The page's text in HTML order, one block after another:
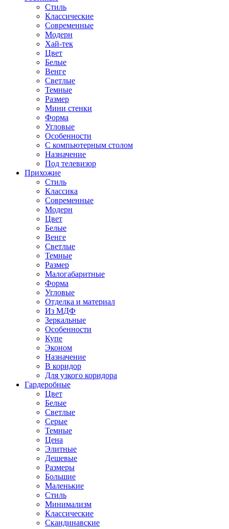
Стиль
Классические
Современные
Модерн
Хай-тек
Цвет
Белые
Венге
Светлые
Темные
Размер
Мини стенки
Форма
Угловые
Особенности
С компьютерным столом
Назначение
Под телевизор
Прихожие
Стиль
Классика
Современные
Модерн
Цвет
Белые
Венге
Светлые
Темные
Размер
Малогабаритные
Форма
Угловые
Отделка и материал
Из МДФ
Зеркальные
Особенности
Купе
Эконом
Назначение
В коридор
Для узкого коридора
Гардеробные
Цвет
Белые
Светлые
Серые
Темные
Цена
Элитные
Дешевые
Размеры
Большие
Маленькие
Стиль
Минимализм
Классические
Скандинавские